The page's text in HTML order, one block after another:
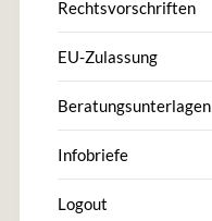
Rechtsvorschriften
EU-Zulassung
Beratungsunterlagen
Infobriefe
Logout